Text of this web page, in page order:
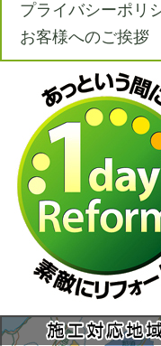
プライバシーポリ
お客様へのご挨拶